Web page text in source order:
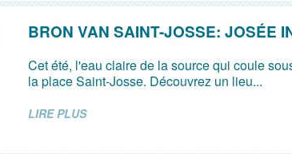
BRON VAN SAINT-JOSSE: JOSÉE
Cet été, l'eau claire de la source qui coule
la place Saint-Josse. Découvrez un lieu...
LIRE PLUS